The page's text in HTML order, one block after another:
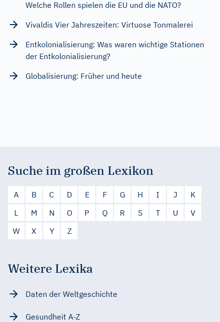
Welche Rollen spielen die EU und die NATO?
Vivaldis Vier Jahreszeiten: Virtuose Tonmalerei
Entkolonialisierung: Was waren wichtige Stationen
der Entkolonialisierung?
Globalisierung: Früher und heute
Suche im großen Lexikon
A B C D E F G H I J
K
L
M N O P Q R S T U
V
W
X Y Z
Weitere Lexika
Daten der Weltgeschichte
Gesundheit A-Z